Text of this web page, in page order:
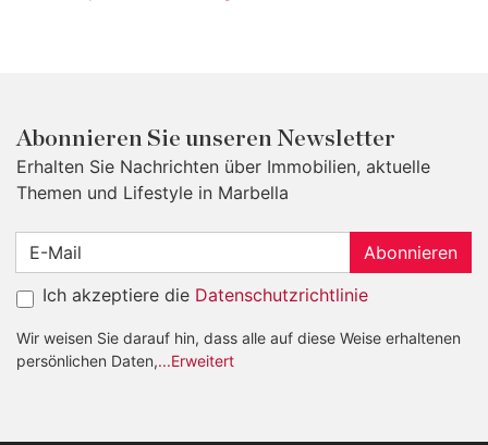
Abonnieren Sie unseren Newsletter
Erhalten Sie Nachrichten über Immobilien, aktuelle
Themen und Lifestyle in Marbella
Abonnieren
Ich akzeptiere die Datenschutzrichtlinie
Wir weisen Sie darauf hin, dass alle auf diese Weise erhaltenen
persönlichen Daten,...Erweitert